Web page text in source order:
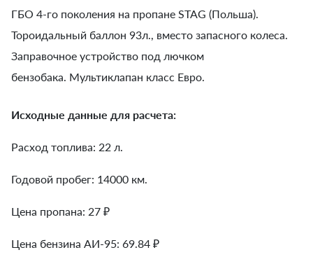
ГБО 4-го поколения на пропане STAG (Польша).
Тороидальный баллон 93л., вместо запасного колеса.
Заправочное устройство под лючком
бензобака. Мультиклапан класс Евро.
Исходные данные для расчета:
Расход топлива: 22 л.
Годовой пробег: 14000 км.
Цена пропана: 27 ₽
Цена бензина АИ-95: 69.84 ₽